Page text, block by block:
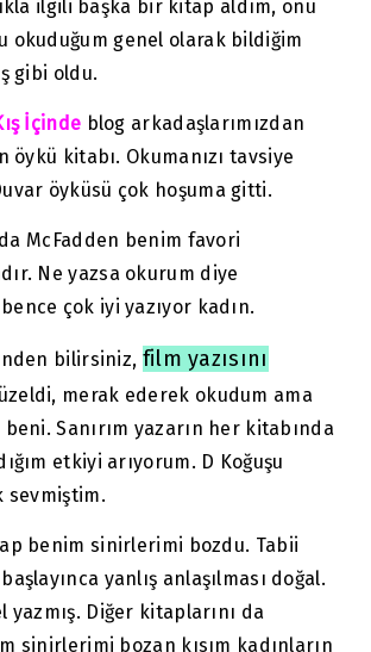
ilgili başka bir kitap aldım, onu
okuduğum genel olarak bildiğim
gibi oldu.
İçinde blog arkadaşlarımızdan
öykü kitabı. Okumanızı tavsiye
öyküsü çok hoşuma gitti.
McFadden benim favori
Ne yazsa okurum diye
çok iyi yazıyor kadın.
bilirsiniz, film yazısını
merak ederek okudum ama
Sanırım yazarın her kitabında
etkiyi arıyorum. D Koğuşu
sevmiştim.
benim sinirlerimi bozdu. Tabii
yanlış anlaşılması doğal.
yazmış. Diğer kitaplarını da
sinirlerimi bozan kısım kadınların